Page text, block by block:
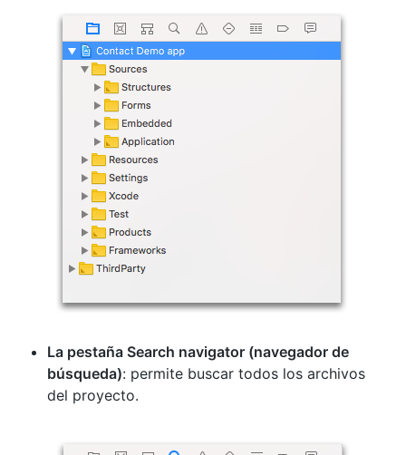
La pestaña Search navigator (navegador de
búsqueda): permite buscar todos los archivos
del proyecto.